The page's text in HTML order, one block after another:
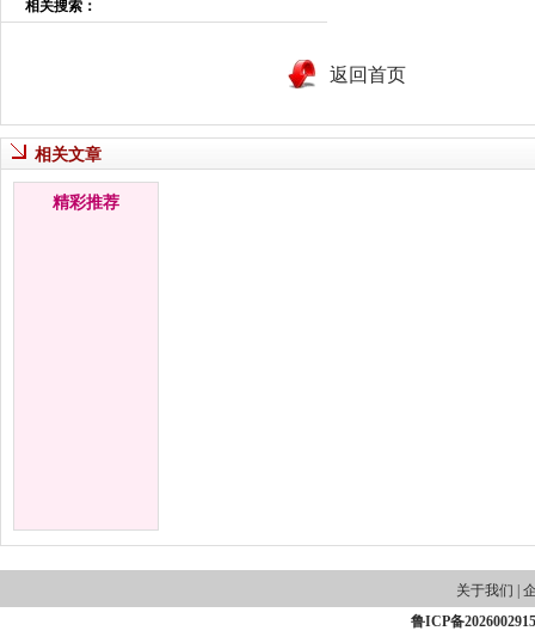
相关搜索：
返回首页
相关文章
精彩推荐
关于我们
鲁ICP备